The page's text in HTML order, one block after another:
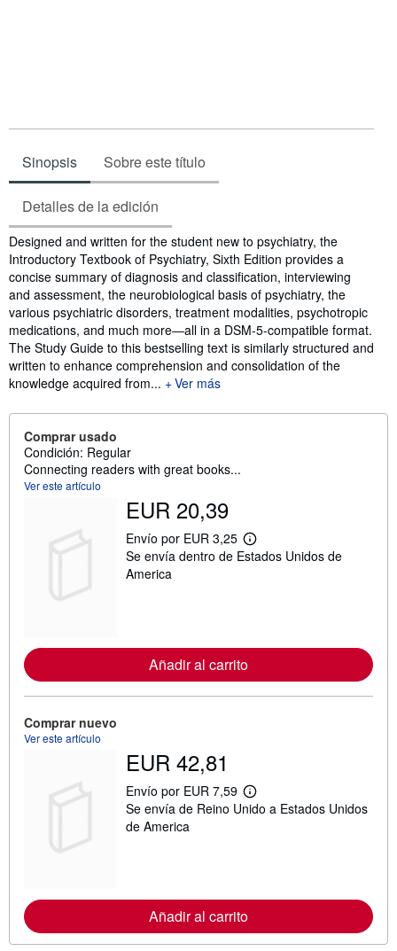
Sinopsis Sobre este título
Detalles de la edición
Sinopsis
Designed and written for the student new to psychiatry, the
Introductory Textbook of Psychiatry, Sixth Edition provides a
concise summary of diagnosis and classification, interviewing
and assessment, the neurobiological basis of psychiatry, the
various psychiatric disorders, treatment modalities, psychotropic
medications, and much more―all in a DSM-5-compatible format.
The Study Guide to this bestselling text is similarly structured and
written to enhance comprehension and consolidation of the
knowledge acquired from...
Ver más
Comprar usado
Condición: Regular
Connecting readers with great books...
Ver este artículo
EUR 20,39
Envío por EUR 3,25
M
á
m
e
l
a
a
e
Se envía dentro de Estados Unidos de
America
Añadir al carrito
Comprar nuevo
Ver este artículo
EUR 42,81
Envío por EUR 7,59
M
á
m
i
Se envía de Reino Unido a Estados Unidos
de America
Añadir al carrito